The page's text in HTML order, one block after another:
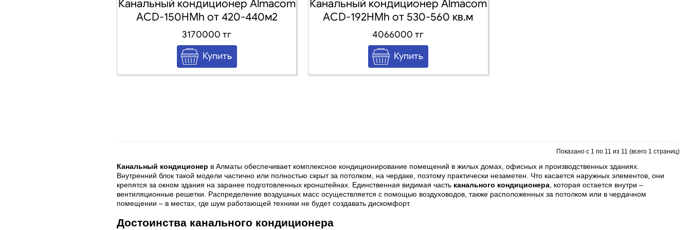
Канальный кондиционер Almacom
AСD-150HMh от 420-440м2
3170000 тг
Канальный кондиционер Almacom
AСD-192HMh от 530-560 кв.м
4066000 тг
Показано с 1 по 11 из 11 (всего 1 страниц)
Канальный кондиционер в Алматы обеспечивает комплексное кондиционирование помещений в жилых домах, офисных и производственных зданиях.
Внутренний блок такой модели частично или полностью скрыт за потолком, на чердаке, поэтому практически незаметен. Что касается наружных элементов, они
крепятся за окном здания на заранее подготовленных кронштейнах. Единственная видимая часть канального кондиционера , которая остается внутри –
вентиляционные решетки. Распределение воздушных масс осуществляется с помощью воздуховодов, также расположенных за потолком или в чердачном
помещении – в местах, где шум работающей техники не будет создавать дискомфорт.
Достоинства канального кондиционера